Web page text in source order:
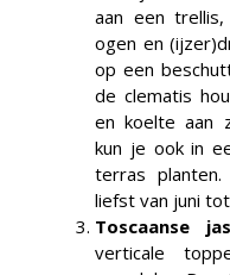
aan een
ogen en
op een
de clematis
en koelte aan
kun je ook in
terras
liefst van juni
Toscaanse
verticale